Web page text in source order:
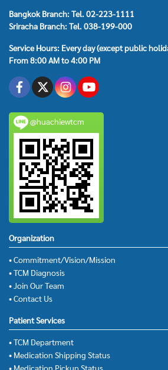
Bangkok Branch: Tel. 02-223-1111
Sriracha Branch: Tel. 038-199-000
Service Hours: Every day (except public
From 8:00 AM to 4:00 PM
@huachiewtcm
Organization
• Commitment/Vision/Mission
• TCM Diagnosis
• Join Our Team
• Contact Us
Patient Services
• TCM Department
• Medication Shipping Status
• Medication Pickup Status